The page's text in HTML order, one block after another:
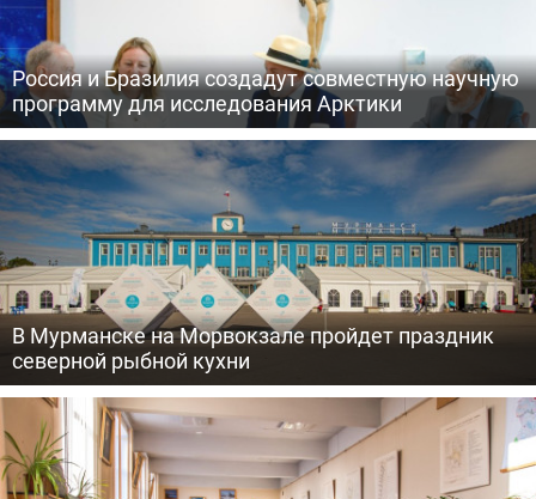
Россия и Бразилия создадут совместную научную
программу для исследования Арктики
В Мурманске на Морвокзале пройдет праздник
северной рыбной кухни